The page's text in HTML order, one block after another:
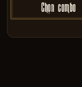
Chọn combo